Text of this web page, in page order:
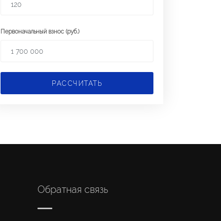
Первоначальный взнос (руб.)
РАССЧИТАТЬ
Обратная связь